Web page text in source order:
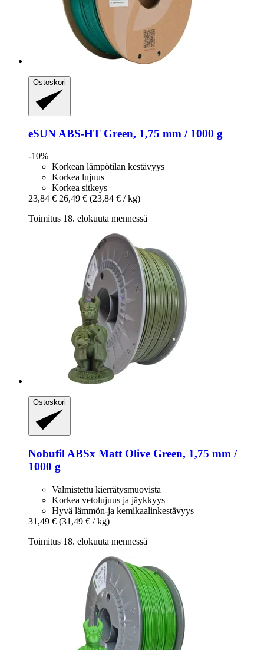
Ostoskori
eSUN ABS-​HT Green, 1,75 mm / 1000 g
-10%
Korkean lämpötilan kestävyys
Korkea lujuus
Korkea sitkeys
23,84 € 26,49 € (23,84 € / kg)
Toimitus 18. elokuuta mennessä
Ostoskori
Nobufil ABSx Matt Olive Green, 1,75 mm /
1000 g
Valmistettu kierrätysmuovista
Korkea vetolujuus ja jäykkyys
Hyvä lämmön-ja kemikaalinkestävyys
31,49 € (31,49 € / kg)
Toimitus 18. elokuuta mennessä